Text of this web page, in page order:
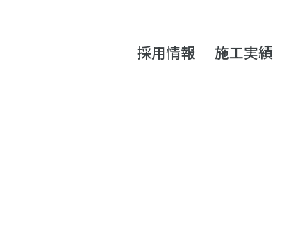
採用情報 施工実績